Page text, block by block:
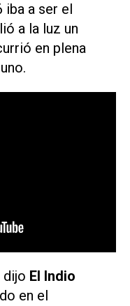
iba a ser el
a la luz un
en plena
dijo El Indio
en el